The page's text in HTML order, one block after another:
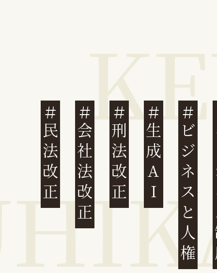
民法改正 会社法改正 刑法改正 生成AI ビジネスと人権